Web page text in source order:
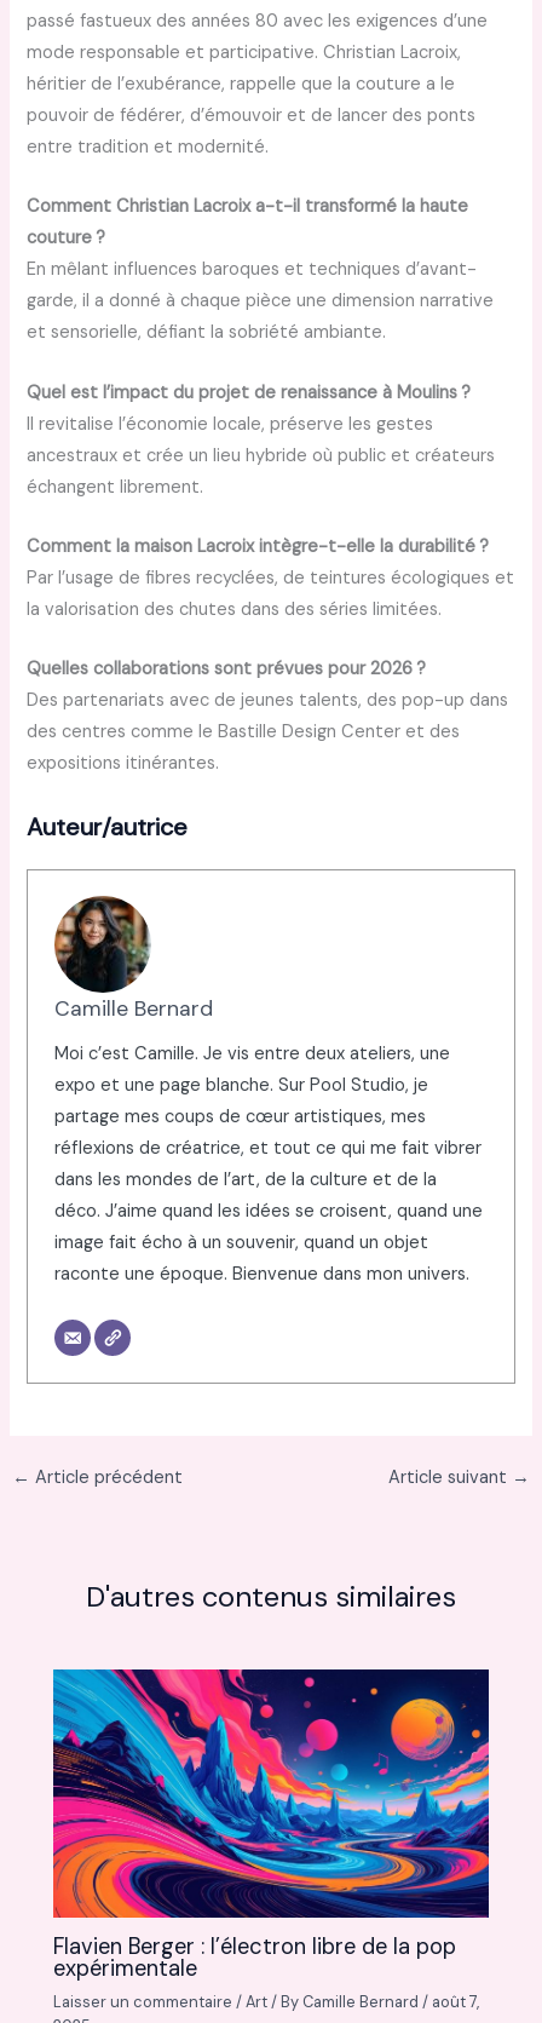
passé fastueux des années 80 avec les exigences d’une
mode responsable et participative. Christian Lacroix,
héritier de l’exubérance, rappelle que la couture a le
pouvoir de fédérer, d’émouvoir et de lancer des ponts
entre tradition et modernité.
Comment Christian Lacroix a-t-il transformé la haute
couture ?
En mêlant influences baroques et techniques d’avant-
garde, il a donné à chaque pièce une dimension narrative
et sensorielle, défiant la sobriété ambiante.
Quel est l’impact du projet de renaissance à Moulins ?
Il revitalise l’économie locale, préserve les gestes
ancestraux et crée un lieu hybride où public et créateurs
échangent librement.
Comment la maison Lacroix intègre-t-elle la durabilité ?
Par l’usage de fibres recyclées, de teintures écologiques et
la valorisation des chutes dans des séries limitées.
Quelles collaborations sont prévues pour 2026 ?
Des partenariats avec de jeunes talents, des pop-up dans
des centres comme le Bastille Design Center et des
expositions itinérantes.
Auteur/autrice
Camille Bernard
Moi c’est Camille. Je vis entre deux ateliers, une
expo et une page blanche. Sur Pool Studio, je
partage mes coups de cœur artistiques, mes
réflexions de créatrice, et tout ce qui me fait vibrer
dans les mondes de l’art, de la culture et de la
déco. J’aime quand les idées se croisent, quand une
image fait écho à un souvenir, quand un objet
raconte une époque. Bienvenue dans mon univers.
← Article précédent Article suivant →
D'autres contenus similaires
Flavien Berger : l’électron libre de la pop
expérimentale
Laisser un commentaire /Art/ By Camille Bernard/ août 7,